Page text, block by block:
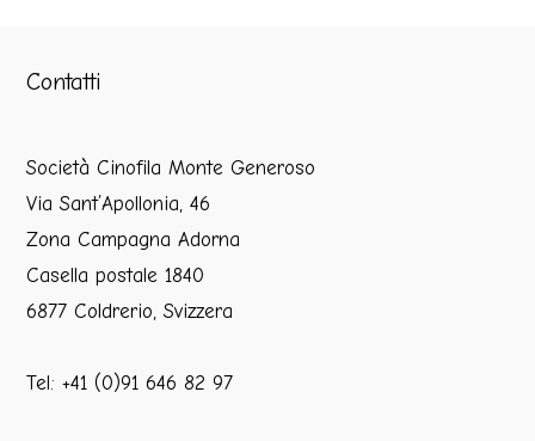
Contatti
Società Cinofila Monte Generoso
Via Sant’Apollonia, 46
Zona Campagna Adorna
Casella postale 1840
6877 Coldrerio, Svizzera
Tel: +41 (0)91 646 82 97